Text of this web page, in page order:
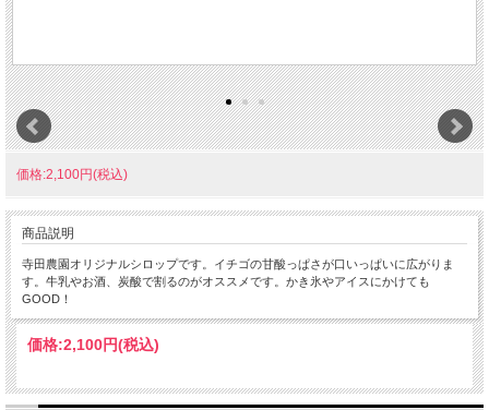
価格:2,100円(税込)
商品説明
寺田農園オリジナルシロップです。イチゴの甘酸っぱさが口いっぱいに広がりま
す。牛乳やお酒、炭酸で割るのがオススメです。かき氷やアイスにかけても
GOOD！
価格:2,100円(税込)